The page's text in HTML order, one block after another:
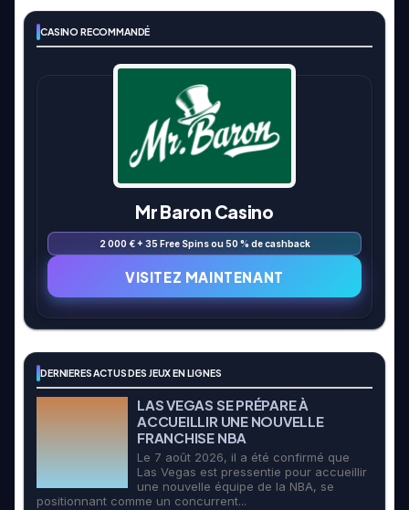
CASINO RECOMMANDÉ
Mr Baron Casino
2 000 € + 35 Free Spins ou 50 % de cashback
VISITEZ MAINTENANT
DERNIERES ACTUS DES JEUX EN LIGNES
LAS VEGAS SE PRÉPARE À
ACCUEILLIR UNE NOUVELLE
FRANCHISE NBA
Le 7 août 2026, il a été confirmé que
Las Vegas est pressentie pour accueillir
une nouvelle équipe de la NBA, se
positionnant comme un concurrent...